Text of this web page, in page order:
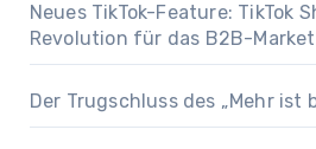
Neues TikTok-Feature: TikTok
Revolution für das B2B-
Der Trugschluss des „Mehr ist